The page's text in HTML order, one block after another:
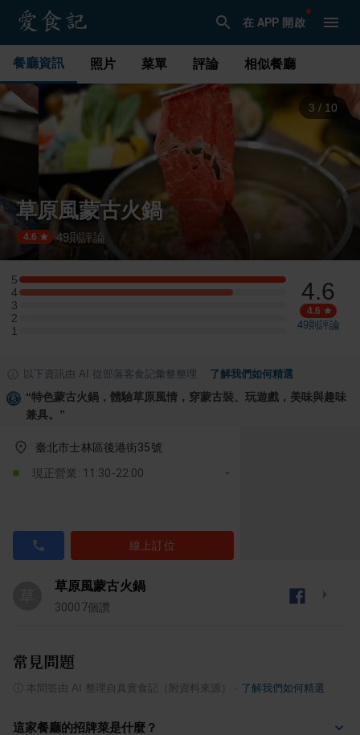
在 APP 開啟
餐廳資訊 照片 菜單 評論 相似餐廳
3 / 10
草原風蒙古火鍋
4.6 ·49則評論
5
5 星：5 則評論
4
4 星：4 則評論
3
3 星：0 則評論
2
2 星：0 則評論
1
1 星：0 則評論
4.6
4.6
49則評論
以下資訊由 AI 從部落客食記彙整整理 了解我們如何精選
“特色蒙古火鍋，體驗草原風情，穿蒙古裝、玩遊戲，美味與趣味
兼具。 ”
臺北市士林區後港街35號
現正營業: 11:30-22:00
線上訂位
草原風蒙古火鍋
30007個讚
常見問題
本問答由 AI 整理自真實食記（附資料來源） 了解我們如何精選
這家餐廳的招牌菜是什麼？